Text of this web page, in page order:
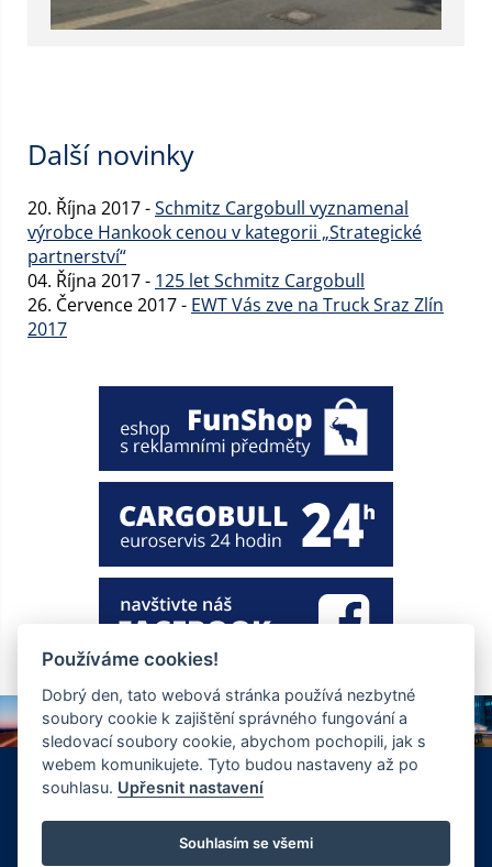
Další novinky
20. Října 2017 -Schmitz Cargobull vyznamenal
výrobce Hankook cenou v kategorii „Strategické
partnerství“
04. Října 2017 - 125 let Schmitz Cargobull
26. Července 2017 - EWT Vás zve na Truck Sraz Zlín
2017
+420 326 901 186
info@ewt.cz
© Copyright 2026 Společnost EWT spol. s.r.o., realizace
FlexiSystems s.r.o.:e-learning,tvorba webových stránek.
Používáme cookies!
Dobrý den, tato webová stránka používá nezbytné
soubory cookie k zajištění správného fungování a
sledovací soubory cookie, abychom pochopili, jak s
webem komunikujete. Tyto budou nastaveny až po
souhlasu. Upřesnit nastavení
Souhlasím se všemi